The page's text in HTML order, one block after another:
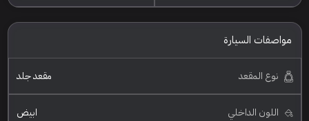
مواصفات السيارة
نوع المقعد مقعد جلد
اللون الداخلي ابيض